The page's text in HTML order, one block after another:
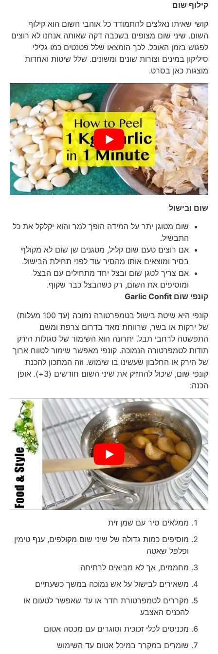
קילוף שום
קושי שאיתו נאלצים להתמודד כל אוהבי השום הוא קילוף
השום. שיני שום מצופים בשכבה דקה שאותה אנחנו לא רוצים
לפגוש בזמן האוכל. לכך הומצאו שלל פטנטים כמו גלילי
סיליקון במינים וצורות שונים ומשונים. שלל שיטות ואחדות
מוצגות כאן בסרט.
שום ובישול
שום מטוגן יתר על המידה הופך למר והוא יקלקל את כל
התבשיל.
אם רוצים טעם שום קליל, מטגנים שן שום לא מקולף
בסיר ומוצאים אותו מהסיר עוד לפני תחילת הבישול.
אם צריך לטגן שום ובצל יחד מתחילים עם הבצל
ומוסיפים את השום, רק כשהבצל כבר שקוף.
קונפי שוםGarlic Confit
קונפי היא שיטת בישול בטמפרטורה נמוכה (עד 100 מעלות)
של ירקות או בשר, שרווחת מאד בדרום צרפת ומשם
התפשטה לרחבי תבל. יתרונה הוא השימור של סגולות הירק
תודות לטמפרטורה הנמוכה. קונפי מאפשר שימור לטווח ארוך
של הירק או החלבון שעשינו בו שימוש. וזה המתכון להכנת
קונפי שום, שיכול להחזיק את שיני השום חודשים (3+). אופן
הכנה:
ממלאים סיר עם שמן זית
מוסיפים כמות גדולה של שיני שום מקולפים, ענף טימין
ופלפל שאטה
מחממים, אך לא מביאים לרתיחה
משאירים לבישול על אש נמוכה במשך כשעתיים
מקררים לטמפרטורת חדר או עד שאפשר לטעום או
להכניס האצבע
מכניסים לכלי זכוכית וסוגרים עם מכסה אטום
שומרים במקרר במיכל אטום עד השימוש